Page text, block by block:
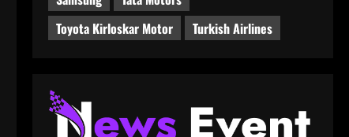
Toyota Kirloskar Motor
Turkish Airlines